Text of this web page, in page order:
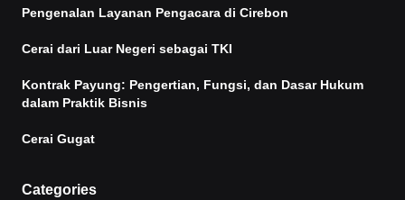
Pengenalan Layanan Pengacara di Cirebon
Cerai dari Luar Negeri sebagai TKI
Kontrak Payung: Pengertian, Fungsi, dan Dasar Hukum
dalam Praktik Bisnis
Cerai Gugat
Categories